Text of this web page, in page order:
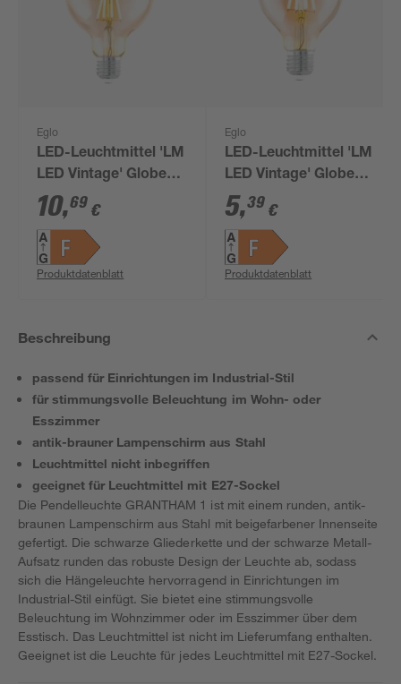
Eglo
LED-Leuchtmittel 'LM
LED Vintage' Globe
gold E27 4 W 350 lm
warmweiß
10,69 €
Produktdatenblatt
Eglo
LED-Leuchtmittel 'LM
LED Vintage' Globe
gold E27 4 W 350 lm
warmweiß
5,39 €
Produktdatenblatt
Beschreibung
passend für Einrichtungen im Industrial-Stil
für stimmungsvolle Beleuchtung im Wohn- oder
Esszimmer
antik-brauner Lampenschirm aus Stahl
Leuchtmittel nicht inbegriffen
geeignet für Leuchtmittel mit E27-Sockel
Die Pendelleuchte GRANTHAM 1 ist mit einem runden, antik-
braunen Lampenschirm aus Stahl mit beigefarbener Innenseite
gefertigt. Die schwarze Gliederkette und der schwarze Metall-
Aufsatz runden das robuste Design der Leuchte ab, sodass
sich die Hängeleuchte hervorragend in Einrichtungen im
Industrial-Stil einfügt. Sie bietet eine stimmungsvolle
Beleuchtung im Wohnzimmer oder im Esszimmer über dem
Esstisch. Das Leuchtmittel ist nicht im Lieferumfang enthalten.
Geeignet ist die Leuchte für jedes Leuchtmittel mit E27-Sockel.